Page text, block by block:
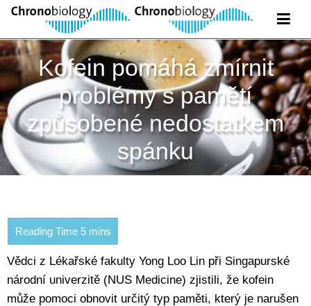
Kofein pomáhá zmírnit
problémy s pamětí
způsobené nedostatkem
spánku
Vědci z Lékařské fakulty Yong Loo Lin při Singapurské
národní univerzitě (NUS Medicine) zjistili, že kofein
může pomoci obnovit určitý typ paměti, který je narušen